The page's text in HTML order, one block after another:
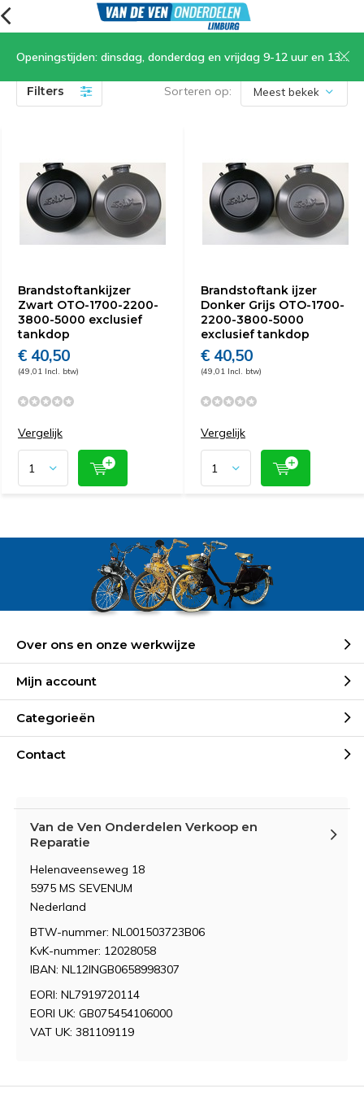
Openingstijden: dinsdag, donderdag en vrijdag 9-12 uur en 13.30-17 uur, zaterdag 9-12 uur
(2)
Filters Sorteren op:
Brandstoftankijzer
Zwart OTO-1700-2200-
3800-5000 exclusief
tankdop
€ 40,50
(49,01 Incl. btw)
Vergelijk
Brandstoftank ijzer
Donker Grijs OTO-1700-
2200-3800-5000
exclusief tankdop
€ 40,50
(49,01 Incl. btw)
Vergelijk
Over ons en onze werkwijze
Mijn account
Categorieën
Contact
Van de Ven Onderdelen Verkoop en
Reparatie
Helenaveenseweg 18
5975 MS SEVENUM
Nederland
BTW-nummer: NL001503723B06
KvK-nummer: 12028058
IBAN: NL12INGB0658998307
EORI: NL7919720114
EORI UK: GB075454106000
VAT UK: 381109119